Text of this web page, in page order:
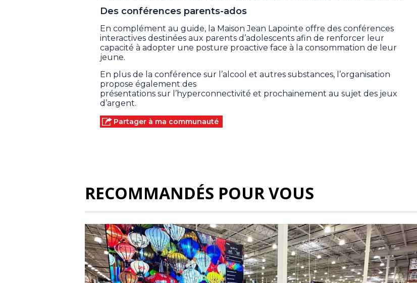
Des conférences parents-ados
En complément au guide, la Maison Jean Lapointe offre des conférences
interactives destinées aux parents d’adolescents afin de renforcer leur
capacité à adopter une posture proactive face à la consommation de leur
jeune.
En plus de la conférence sur l’alcool et autres substances, l’organisation
propose également des
présentations sur l’hyperconnectivité et prochainement au sujet des jeux
d’argent.
Partager à ma communauté
RECOMMANDÉS POUR VOUS